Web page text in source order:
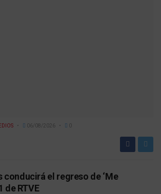
06/08/2026 0
conducirá el regreso de ‘Me
de RTVE